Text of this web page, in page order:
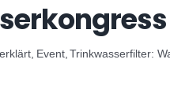
Event Trinkwasserfilter: